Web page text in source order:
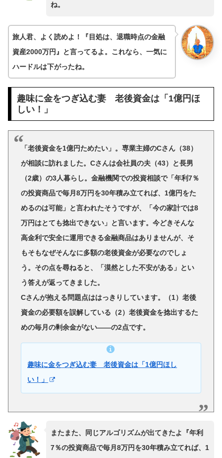
ね。
旅人君、よく読めよ！『目処は、退職時点の金融
資産2000万円』と言ってるよ。これなら、一気に
ハードルは下がったね。
趣味に金をつぎ込む妻 老後資金は「1億円ほ
しい！」
「老後資金を1億円ためたい」。専業主婦のCさん（38）
が相談に訪れました。Cさんは会社員の夫（43）と長男
（2歳）の3人暮らし。金融機関での投資相談で「年利7％
の投資商品で毎月8万円を30年積み立てれば、1億円をた
めるのは可能」と言われたそうですが、「今の家計では8
万円はとても捻出できない」と言います。今どきそんな
高金利で安全に運用できる金融商品はありませんが、そ
もそもなぜそんなに多額の老後資金が必要なのでしょ
う。その点を尋ねると、「漠然とした不安がある」とい
う答えが返ってきました。
Cさんが抱える問題点ははっきりしています。（1）老後
資金の必要額を誤解している（2）老後資金を捻出するた
めの毎月の剰余金がない――の2点です。
趣味に金をつぎ込む妻 老後資金は「1億円ほし
い！」
またまた、同じアルゴリズムが出てきたよ『年利
7％の投資商品で毎月8万円を30年積み立てれば、1